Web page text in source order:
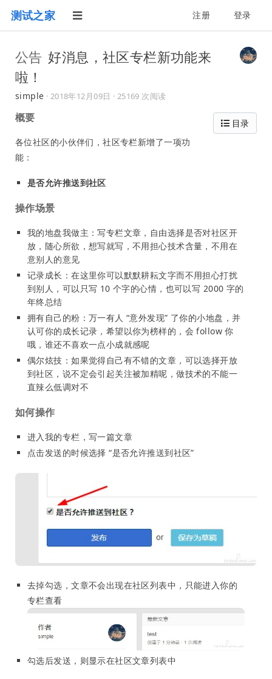
测试之家 注册 登录
公告 好消息，社区专栏新功能来
啦！
simple · 2018年12月09日 · 25169 次阅读
目录
概要
各位社区的小伙伴们，社区专栏新增了一项功
能：
是否允许推送到社区
操作场景
我的地盘我做主：写专栏文章，自由选择是否对社区开
放，随心所欲，想写就写，不用担心技术含量，不用在
意别人的意见
记录成长：在这里你可以默默耕耘文字而不用担心打扰
到别人，可以只写 10 个字的心情，也可以写 2000 字的
年终总结
拥有自己的粉：万一有人 “意外发现” 了你的小地盘，并
认可你的成长记录，希望以你为榜样的，会 follow 你
哦，谁还不喜欢一点小成就感呢
偶尔炫技：如果觉得自己有不错的文章，可以选择开放
到社区，说不定会引起关注被加精呢，做技术的不能一
直辣么低调对不
如何操作
进入我的专栏，写一篇文章
点击发送的时候选择 “是否允许推送到社区”
去掉勾选，文章不会出现在社区列表中，只能进入你的
专栏查看
勾选后发送，则显示在社区文章列表中